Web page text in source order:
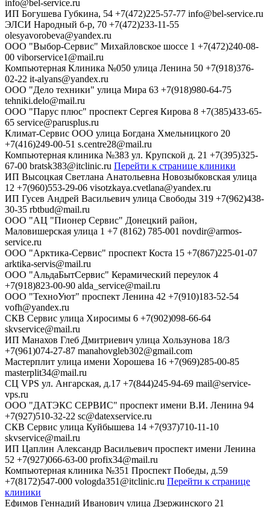
info@bel-service.ru
ИП Богушева Губкина, 54 +7(472)225-57-77 info@bel-service.ru
ЭЛСИ Народный б-р, 70 +7(472)233-11-55
olesyavorobeva@yandex.ru
ООО "Выбор-Сервис" Михайловское шоссе 1 +7(472)240-08-
00 viborservice1@mail.ru
Компьютерная Клиника №050 улица Ленина 50 +7(918)376-
02-22 it-alyans@yandex.ru
ООО "Дело техники" улица Мира 63 +7(918)980-64-75
tehniki.delo@mail.ru
ООО "Парус плюс" проспект Сергея Кирова 8 +7(385)433-65-
65 service@parusplus.ru
Климат-Сервис ООО улица Богдана Хмельницкого 20
+7(416)249-00-51 s.centre28@mail.ru
Компьютерная клиника №383 ул. Крупской д. 21 +7(395)325-
67-00 bratsk383@itclinic.ru Перейти к странице клиники
ИП Высоцкая Светлана Анатольевна Новозыбковская улица
12 +7(960)553-29-06 visotzkaya.cvetlana@yandex.ru
ИП Гусев Андрей Васильевич улица Свободы 319 +7(962)438-
30-35 rbtbud@mail.ru
ООО "АЦ "Пионер Сервис" Донецкий район,
Маловишерская улица 1 +7 (8162) 785-001 novdir@armos-
service.ru
ООО "Арктика-Сервис" проспект Коста 15 +7(867)225-01-07
arktika-servis@mail.ru
ООО "АльдаБытСервис" Керамический переулок 4
+7(918)823-00-90 alda_service@mail.ru
ООО "ТехноУют" проспект Ленина 42 +7(910)183-52-54
vofh@yandex.ru
СКВ Сервис улица Хиросимы 6 +7(902)098-66-64
skvservice@mail.ru
ИП Манахов Глеб Дмитриевич улица Хользунова 18/3
+7(961)074-27-87 manahovgleb302@gmail.com
Мастерплит улица имени Хорошева 16 +7(969)285-00-85
masterplit34@mail.ru
СЦ VPS ул. Ангарская, д.17 +7(844)245-94-69 mail@service-
vps.ru
ООО "ДАТЭКС СЕРВИС" проспект имени В.И. Ленина 94
+7(927)510-32-22 sc@datexservice.ru
СКВ Сервис улица Куйбышева 14 +7(937)710-11-10
skvservice@mail.ru
ИП Цаплин Александр Васильевич проспект имени Ленина
52 +7(927)066-63-00 profix34@mail.ru
Компьютерная клиника №351 Проспект Победы, д.59
+7(8172)547-000 vologda351@itclinic.ru Перейти к странице
клиники
Ефимов Геннадий Иванович улица Дзержинского 21